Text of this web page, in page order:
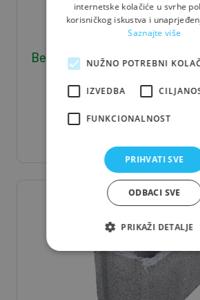
Betonski blok 12x20x40
internetske kolačiće u svrhe
korisničkog iskustva i
Saznajte više
NUŽNO POTREBNI
IZVEDBA
FUNKCIONALNOST
PRIHVATI SVE
ODBACI SVE
PRIKAŽI DETALJE